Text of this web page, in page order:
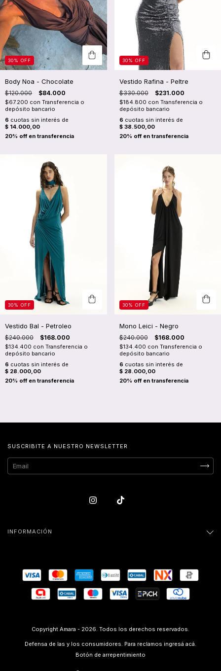
30% OFF
Body Noa - Chocolate
$120.000 $84.000
$67.200 con Transferencia o
depósito bancario
6 cuotas sin interés de
$ 14.000,00
30% OFF
Vestido Rafina - Peltre
$330.000 $231.000
$184.800 con Transferencia o
depósito bancario
6 cuotas sin interés de
$ 38.500,00
30% OFF
Vestido Bal - Petroleo
$240.000 $168.000
$134.400 con Transferencia o
depósito bancario
6 cuotas sin interés de
$ 28.000,00
30% OFF
Mono Leici - Negro
$240.000 $168.000
$134.400 con Transferencia o
depósito bancario
6 cuotas sin interés de
$ 28.000,00
SUSCRIBITE A NUESTRO NEWSLETTER
INFORMACIÓN
Copyright Amara - 2026. Todos los derechos reservados.
Defensa de las y los consumidores. Para reclamos ingresá acá.
Botón de arrepentimiento